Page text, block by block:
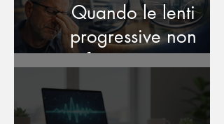
Quando le lenti
progressive non
funzionano: